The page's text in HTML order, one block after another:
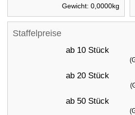
Staffelpreise
ab 10 Stück
ab 20 Stück
ab 50 Stück
Gewicht: 0,0000kg